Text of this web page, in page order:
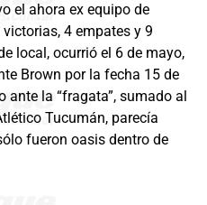
el ahora ex equipo de
4 empates y 9
local, ocurrió el 6 de mayo,
Brown por la fecha 15 de
ante la “fragata”, sumado al
Tucumán, parecía
fueron oasis dentro de